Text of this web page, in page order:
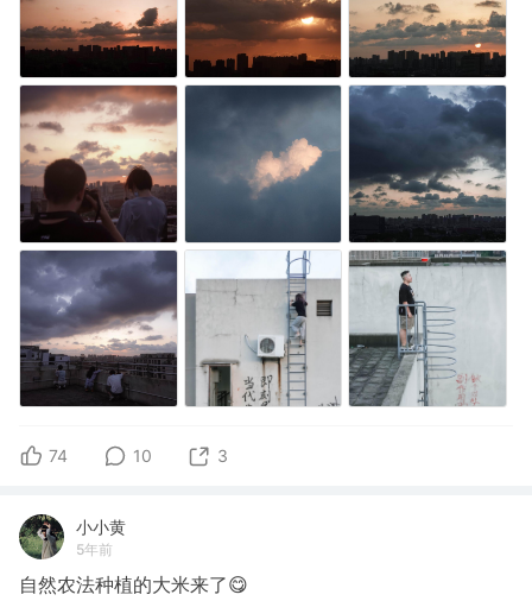
74 10 3
小小黄
5年前
自然农法种植的大米来了😋